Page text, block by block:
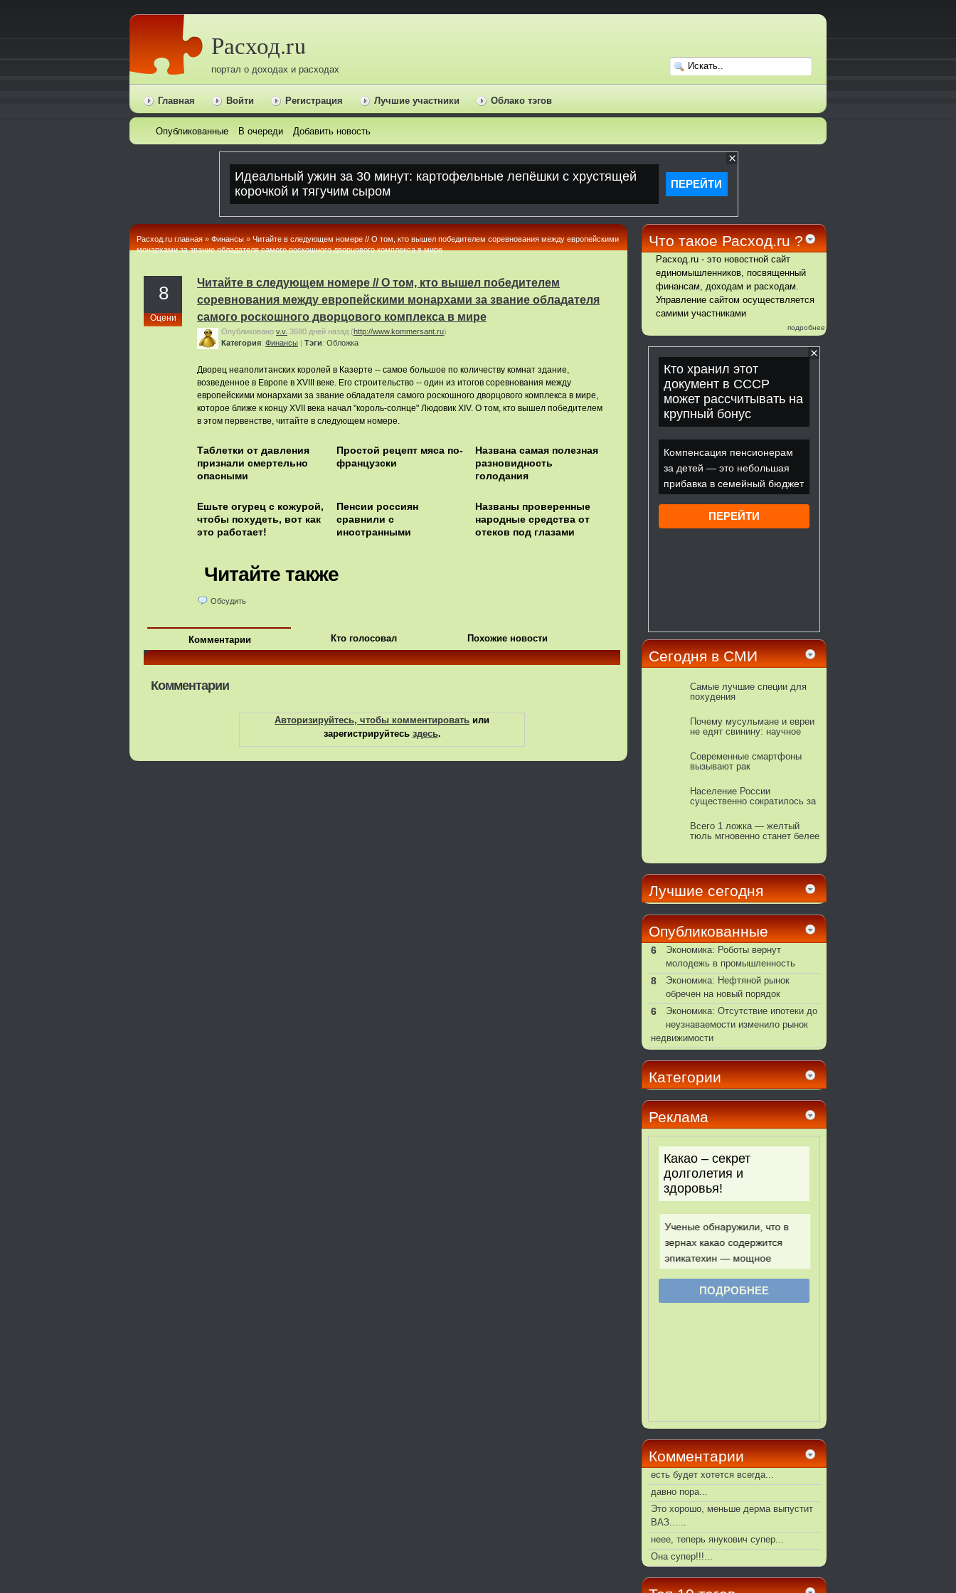
Расход.ru
портал о доходах и расходах
Главная Войти Регистрация Лучшие участники Облако тэгов
Опубликованные В очереди Добавить новость
Расход.ru главная » Финансы » Читайте в следующем номере // О том, кто вышел победителем соревнования между европейскими
монархами за звание обладателя самого роскошного дворцового комплекса в мире
8
Оцени
Читайте в следующем номере // О том, кто вышел победителем
соревнования между европейскими монархами за звание обладателя
самого роскошного дворцового комплекса в мире
Опубликовано v.v. 3680 дней назад (http://www.kommersant.ru)
Категория: Финансы | Тэги: Обложка
Дворец неаполитанских королей в Казерте -- самое большое по количеству комнат здание,
возведенное в Европе в XVIII веке. Его строительство -- один из итогов соревнования между
европейскими монархами за звание обладателя самого роскошного дворцового комплекса в мире,
которое ближе к концу XVII века начал "король-солнце" Людовик XIV. О том, кто вышел победителем
в этом первенстве, читайте в следующем номере.
Таблетки от давления
признали смертельно
опасными
Простой рецепт мяса по-
французски
Названа самая полезная
разновидность
голодания
Ешьте огурец с кожурой,
чтобы похудеть, вот как
это работает!
Пенсии россиян
сравнили с
иностранными
Названы проверенные
народные средства от
отеков под глазами
Читайте также
Обсудить
Комментарии Кто голосовал Похожие новости
Комментарии
Авторизируйтесь, чтобы комментировать или
зарегистрируйтесь здесь.
Что такое Расход.ru ?
Расход.ru - это новостной сайт
единомышленников, посвященный
финансам, доходам и расходам.
Управление сайтом осуществляется
самими участниками
подробнее
Сегодня в СМИ
Самые лучшие специи для
похудения
Почему мусульмане и евреи
не едят свинину: научное
Современные смартфоны
вызывают рак
Население России
существенно сократилось за
Всего 1 ложка — желтый
тюль мгновенно станет белее
Лучшие сегодня
Опубликованные
6
Экономика: Роботы вернут
молодежь в промышленность
8
Экономика: Нефтяной рынок
обречен на новый порядок
6
Экономика: Отсутствие ипотеки до
неузнаваемости изменило рынок
недвижимости
Категории
Реклама
Комментарии
есть будет хотется всегда...
давно пора...
Это хорошо, меньше дерма выпустит
ВАЗ......
неее, теперь янукович супер...
Она супер!!!...